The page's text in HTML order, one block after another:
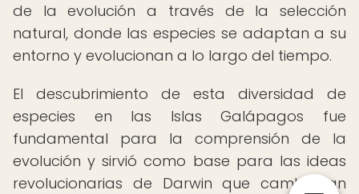
de la evolución a través de la selección
natural, donde las especies se adaptan a su
entorno y evolucionan a lo largo del tiempo.
El descubrimiento de esta diversidad de
especies en las Islas Galápagos fue
fundamental para la comprensión de la
evolución y sirvió como base para las ideas
revolucionarias de Darwin que cambiarían